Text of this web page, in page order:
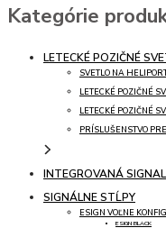
Kategórie
LETECKÉ POZIČNÉ
SVETLO NA
LETECKÉ POZIČNÉ
LETECKÉ POZIČNÉ
PRÍSLUŠENSTVO
INTEGROVANÁ
SIGNÁLNE STĹPY
ESIGN VOĽNE
ESIGN BLACK